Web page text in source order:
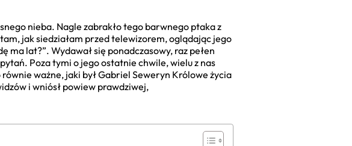
nieba. Nagle zabrakło tego barwnego ptaka z
jak siedziałam przed telewizorem, oglądając jego
lat?”. Wydawał się ponadczasowy, raz pełen
Poza tymi o jego ostatnie chwile, wielu z nas
ważne, jaki był Gabriel Seweryn Królowe życia
i wniósł powiew prawdziwej,